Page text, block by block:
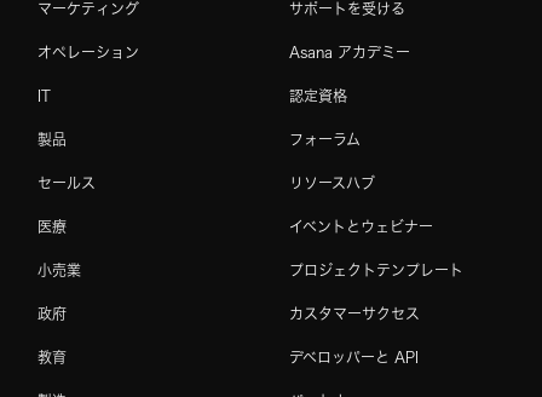
マーケティング
オペレーション
IT
製品
セールス
医療
小売業
政府
教育
サポートを受ける
Asana アカデミー
認定資格
フォーラム
リソースハブ
イベントとウェビナー
プロジェクトテンプレート
カスタマーサクセス
デベロッパーと API